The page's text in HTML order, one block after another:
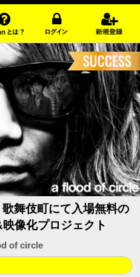
舞伎町にて入場無料の
像化プロジェクト
of circle